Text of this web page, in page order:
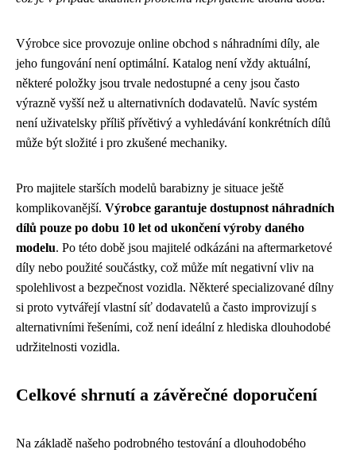
Výrobce sice provozuje online obchod s náhradními díly, ale
jeho fungování není optimální. Katalog není vždy aktuální,
některé položky jsou trvale nedostupné a ceny jsou často
výrazně vyšší než u alternativních dodavatelů. Navíc systém
není uživatelsky příliš přívětivý a vyhledávání konkrétních dílů
může být složité i pro zkušené mechaniky.
Pro majitele starších modelů barabizny je situace ještě
komplikovanější. Výrobce garantuje dostupnost náhradních
dílů pouze po dobu 10 let od ukončení výroby daného
modelu. Po této době jsou majitelé odkázáni na aftermarketové
díly nebo použité součástky, což může mít negativní vliv na
spolehlivost a bezpečnost vozidla. Některé specializované dílny
si proto vytvářejí vlastní síť dodavatelů a často improvizují s
alternativními řešeními, což není ideální z hlediska dlouhodobé
udržitelnosti vozidla.
Celkové shrnutí a závěrečné doporučení
Na základě našeho podrobného testování a dlouhodobého